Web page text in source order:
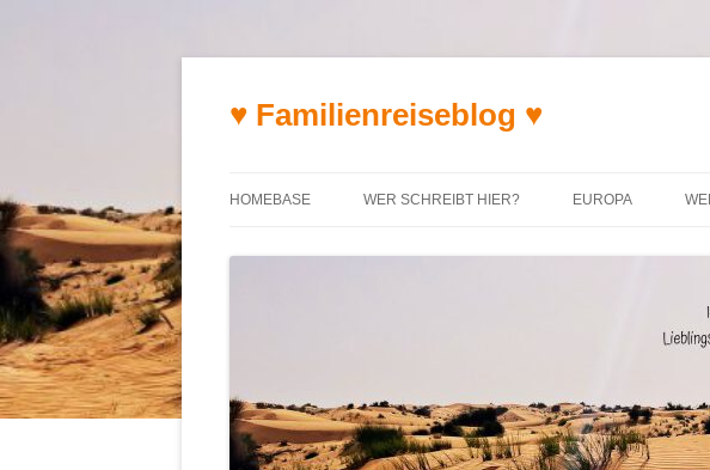
♥ Familienreiseblog ♥
HOMEBASE WER SCHREIBT HIER? EUROPA